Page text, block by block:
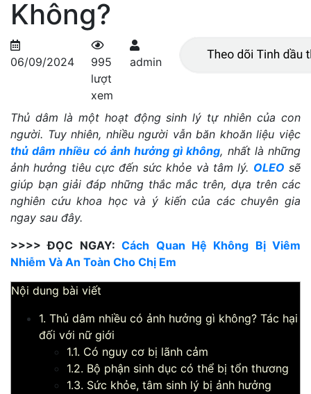
Không?
06/09/2024
995
lượt
xem
admin
Thủ dâm là một hoạt động sinh lý tự nhiên của con
người. Tuy nhiên, nhiều người vẫn băn khoăn liệu việc
thủ dâm nhiều có ảnh hưởng gì không, nhất là những
ảnh hưởng tiêu cực đến sức khỏe và tâm lý. OLEO sẽ
giúp bạn giải đáp những thắc mắc trên, dựa trên các
nghiên cứu khoa học và ý kiến của các chuyên gia
ngay sau đây.
>>>> ĐỌC NGAY:Cách Quan Hệ Không Bị Viêm
Nhiễm Và An Toàn Cho Chị Em
Nội dung bài viết
1. Thủ dâm nhiều có ảnh hưởng gì không? Tác hại
đối với nữ giới
1.1. Có nguy cơ bị lãnh cảm
1.2. Bộ phận sinh dục có thể bị tổn thương
1.3. Sức khỏe, tâm sinh lý bị ảnh hưởng